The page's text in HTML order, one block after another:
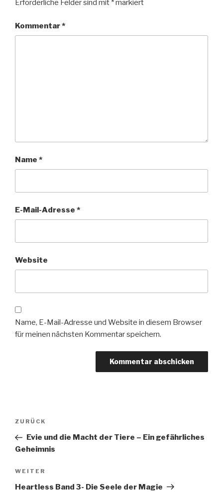
Erforderliche Felder sind mit *markiert
Kommentar*
Name *
E-Mail-Adresse *
Website
Name, E-Mail-Adresse und Website in diesem Browser
für meinen nächsten Kommentar speichern.
Beitragsnavigation
Vorheriger
Beitrag
ZURÜCK
Evie und die Macht der Tiere – Ein gefährliches
Geheimnis
Nächster
Beitrag
WEITER
Heartless Band 3- Die Seele der Magie